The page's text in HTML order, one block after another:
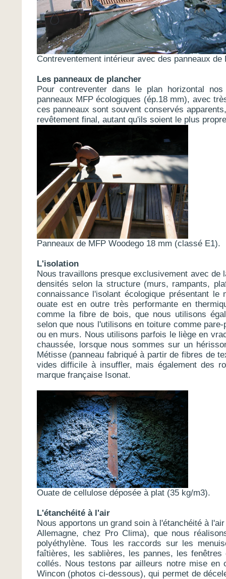
Contreventement intérieur avec des panneaux de
Les panneaux de plancher
Pour contreventer dans le plan horizontal
panneaux MFP écologiques (ép.18 mm), avec
ces panneaux sont souvent conservés
revêtement final, autant qu'ils soient le plus
Panneaux de MFP Woodego 18 mm (classé E1).
L'isolation
Nous travaillons presque exclusivement avec de
densités selon la structure (murs, rampants,
connaissance l'isolant écologique présentant le
ouate est en outre très performante en
comme la fibre de bois, que nous utilisons
selon que nous l'utilisons en toiture comme
ou en murs. Nous utilisons parfois le liège en
chaussée, lorsque nous sommes sur un
Métisse (panneau fabriqué à partir de fibres de
vides difficile à insuffler, mais également des
marque française Isonat.
Ouate de cellulose déposée à plat (35 kg/m3).
L'étanchéité à l'air
Nous apportons un grand soin à l'étanchéité à
Allemagne, chez Pro Clima), que nous
polyéthylène. Tous les raccords sur les
faîtières, les sablières, les pannes, les
collés. Nous testons par ailleurs notre mise
Wincon (photos ci-dessous), qui permet de